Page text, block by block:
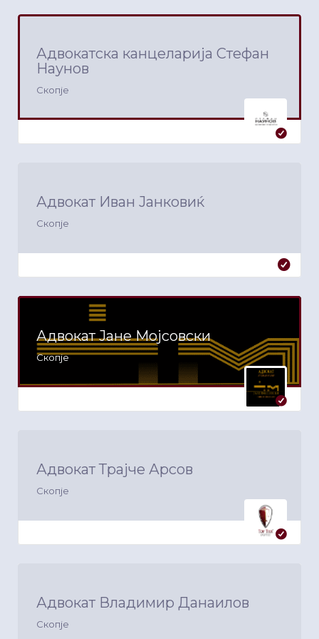
Адвокатска канцеларија Стефан
Наунов
Скопје
Адвокат Иван Јанковиќ
Скопје
Адвокат Јане Мојсовски
Скопје
Адвокат Трајче Арсов
Скопје
Адвокат Владимир Данаилов
Скопје